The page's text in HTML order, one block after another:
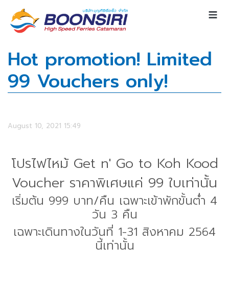
Hot promotion! Limited
99 Vouchers only!
August 10, 2021 15:49
โปรไฟไหม้ Get n' Go to Koh Kood
Voucher ราคาพิเศษแค่ 99 ใบเท่านั้น
เริ่มต้น 999 บาท/คืน เฉพาะเข้าพักขั้นต่ำ 4
วัน 3 คืน
เฉพาะเดินทางในวันที่ 1-31 สิงหาคม 2564
นี้เท่านั้น